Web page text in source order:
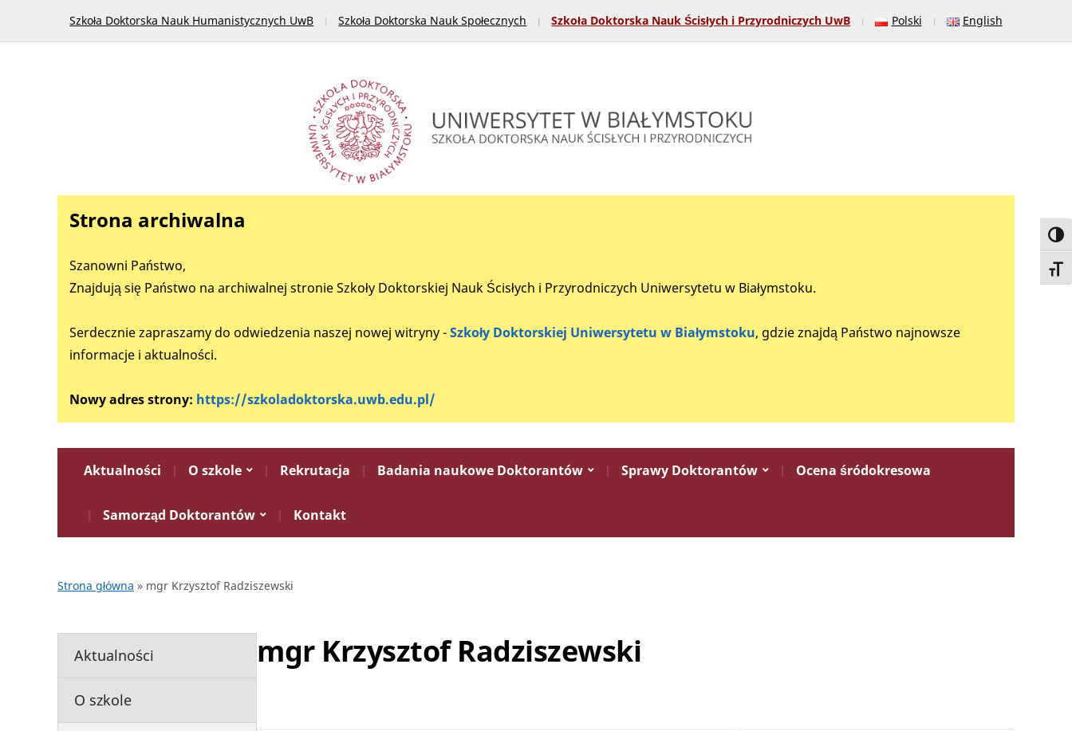
Szkoła Doktorska Nauk Humanistycznych UwB Szkoła Doktorska Nauk Społecznych Szkoła Doktorska Nauk Ścisłych i Przyrodniczych UwB Polski English
Strona archiwalna
Szanowni Państwo,
Znajdują się Państwo na archiwalnej stronie Szkoły Doktorskiej Nauk Ścisłych i Przyrodniczych Uniwersytetu w Białymstoku.
Serdecznie zapraszamy do odwiedzenia naszej nowej witryny -Szkoły Doktorskiej Uniwersytetu w Białymstoku, gdzie znajdą Państwo najnowsze
informacje i aktualności.
Nowy adres strony: https://szkoladoktorska.uwb.edu.pl/
Aktualności O szkole Rekrutacja Badania naukowe Doktorantów Sprawy Doktorantów Ocena śródokresowa
Samorząd Doktorantów Kontakt
Strona główna » mgr Krzysztof Radziszewski
Aktualności
O szkole
mgr Krzysztof Radziszewski